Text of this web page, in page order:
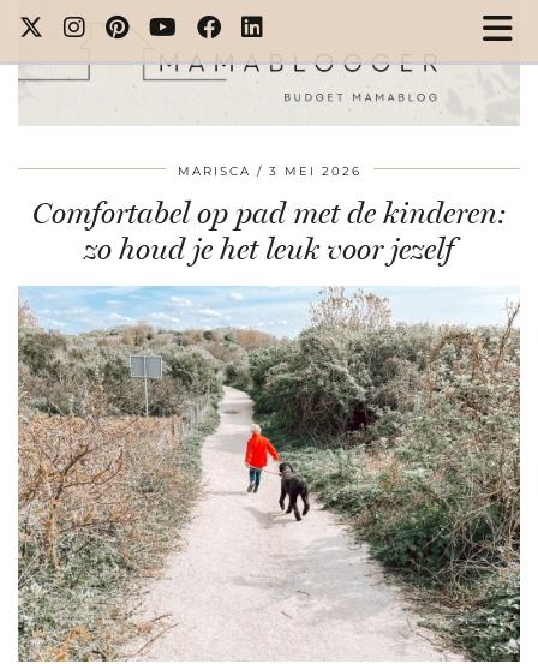
MARISCA 3 MEI 2026
Comfortabel op pad met de kinderen:
zo houd je het leuk voor jezelf